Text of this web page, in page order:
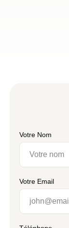
Votre Nom
Votre Email